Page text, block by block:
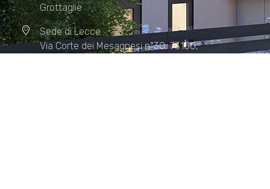
Grottaglie
Sede di Lecce
Via Corte dei Mesagnesi n°30, 73100,